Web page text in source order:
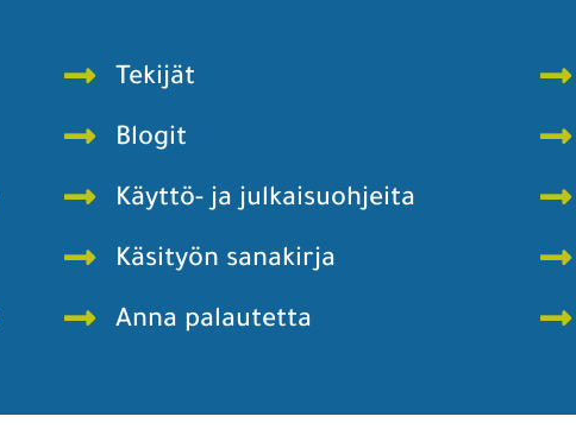
Tekijät
Blogit
Käyttö- ja julkaisuohjeita
Käsityön sanakirja
Anna palautetta